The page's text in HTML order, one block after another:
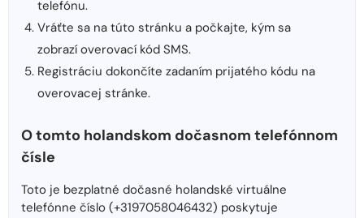
telefónu.
Vráťte sa na túto stránku a počkajte, kým sa
zobrazí overovací kód SMS.
Registráciu dokončíte zadaním prijatého kódu na
overovacej stránke.
O tomto holandskom dočasnom telefónnom
čísle
Toto je bezplatné dočasné holandské virtuálne
telefónne číslo (+3197058046432) poskytuje